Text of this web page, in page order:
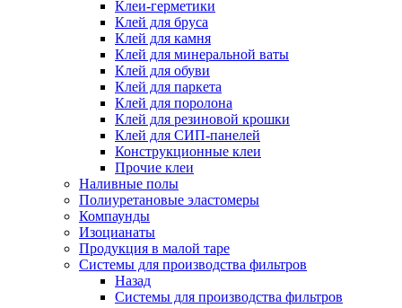
Клеи-герметики
Клей для бруса
Клей для камня
Клей для минеральной ваты
Клей для обуви
Клей для паркета
Клей для поролона
Клей для резиновой крошки
Клей для СИП-панелей
Конструкционные клеи
Прочие клеи
Наливные полы
Полиуретановые эластомеры
Компаунды
Изоцианаты
Продукция в малой таре
Системы для производства фильтров
Назад
Системы для производства фильтров